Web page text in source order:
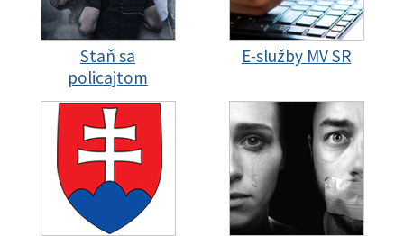
Staň sa
policajtom
E-služby MV SR